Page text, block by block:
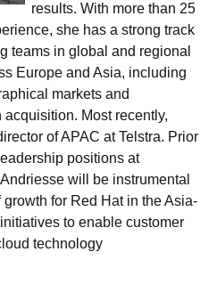
results. With more than 25
she has a strong track
teams in global and regional
Europe and Asia, including
markets and
Most recently,
of APAC at Telstra. Prior
positions at
will be instrumental
for Red Hat in the Asia-
to enable customer
technology